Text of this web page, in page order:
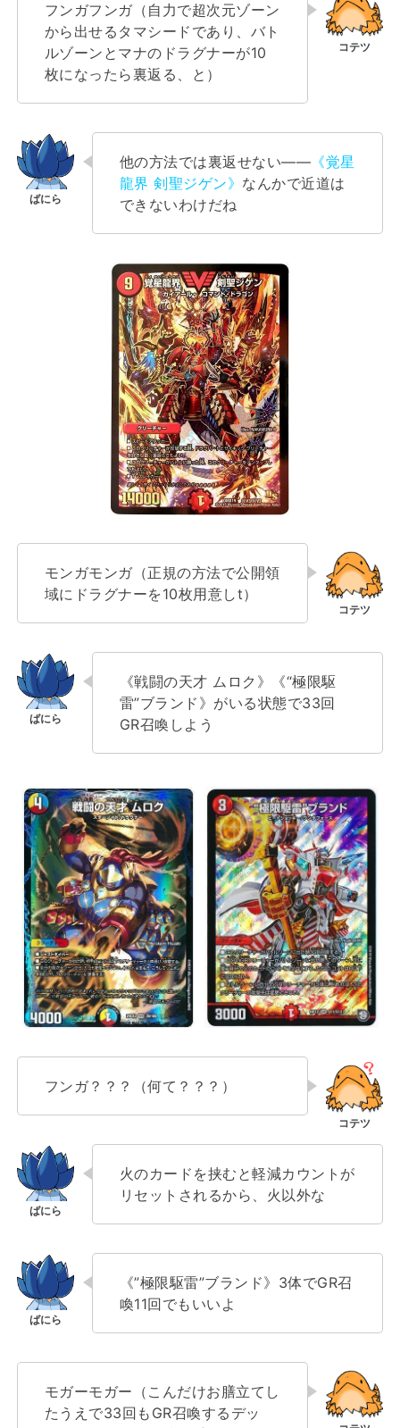
フンガフンガ（自力で超次元ゾーン
から出せるタマシードであり、バト
ルゾーンとマナのドラグナーが10
枚になったら裏返る、と）
他の方法では裏返せない―― 《覚星
龍界 剣聖ジゲン》 なんかで近道は
できないわけだね
モンガモンガ（正規の方法で公開領
域にドラグナーを10枚用意しt）
《戦闘の天才 ムロク》《“極限駆
雷”ブランド》がいる状態で33回
GR召喚しよう
フンガ？？？（何て？？？）
火のカードを挟むと軽減カウントが
リセットされるから、火以外な
《”極限駆雷”ブランド》3体でGR召
喚11回でもいいよ
モガーモガー（こんだけお膳立てし
たうえで33回もGR召喚するデッ